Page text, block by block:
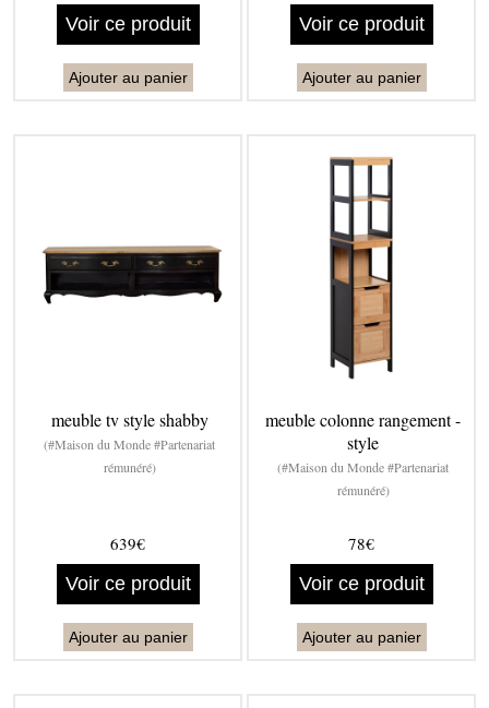
Voir ce produit
Ajouter au panier
Voir ce produit
Ajouter au panier
meuble tv style shabby
(#Maison du Monde #Partenariat
rémunéré)
639€
Voir ce produit
Ajouter au panier
meuble colonne rangement -
style
(#Maison du Monde #Partenariat
rémunéré)
78€
Voir ce produit
Ajouter au panier